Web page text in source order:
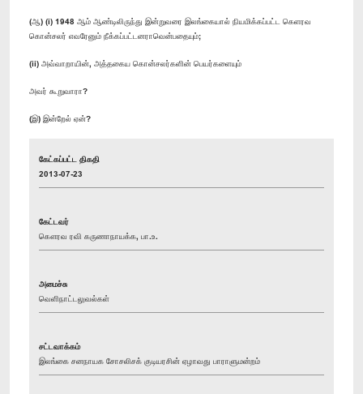
(ஆ) (i) 1948 ஆம் ஆண்டிலிருந்து இன்றுவரை இலங்கையால் நியமிக்கப்பட்ட கெளரவ
கொன்சலர் எவரேனும் நீக்கப்பட்டனராவென்பதையும்;
(ii) அவ்வாறாயின், அத்தகைய கொன்சலர்களின் பெயர்களையும்
அவர் கூறுவாரா?
(இ) இன்றேல் ஏன்?
கேட்கப்பட்ட திகதி
2013-07-23
கேட்டவர்
கௌரவ ரவி கருணாநாயக்க, பா.உ.
அமைச்சு
வெளிநாட்டலுவல்கள்
சட்டவாக்கம்
இலங்கை சனநாயக சோசலிசக் குடியரசின் ஏழாவது பாராளுமன்றம்